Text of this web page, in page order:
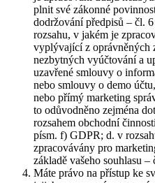
plnit své zákonné
dodržování předpisů – čl.
rozsahu, v jakém je
vyplývající z oprávněných
nezbytných vyúčtování a
uzavřené smlouvy o
nebo smlouvy o demo
nebo přímý marketing
to odůvodněno zejména
rozsahem obchodní
písm. f) GDPR; d. v
zpracovávány pro
základě vašeho souhlasu
Máte právo na přístup ke